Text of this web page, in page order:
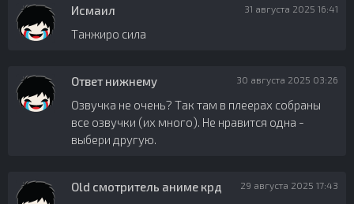
Исмаил 31 августа 2025 16:41
Танжиро сила
Ответ нижнему 30 августа 2025 03:26
Озвучка не очень? Так там в плеерах собраны
все озвучки (их много). Не нравится одна -
выбери другую.
Old смотритель аниме крд 29 августа 2025 17:43